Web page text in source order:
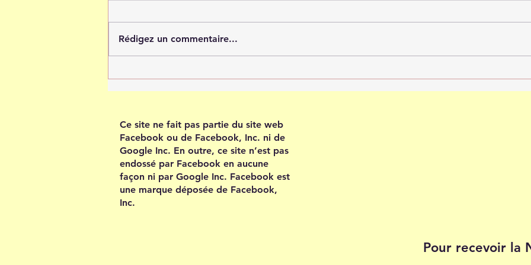
crois en toi
Recevoir en confiance
Rédigez un commentaire...
Ce site ne fait pas partie du site web
Facebook ou de Facebook, Inc. ni de
Google Inc. En outre, ce site n’est pas
endossé par Facebook en aucune
façon ni par Google Inc. Facebook est
une marque déposée de Facebook,
Inc.
Pour recevoir la